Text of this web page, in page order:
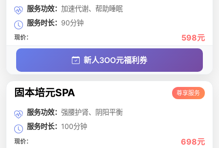
服务功效： 加速代谢、帮助睡眠
服务时长： 90分钟
现价： 598元
新人3OO元福利券
固本培元SPA 尊享服务
服务功效： 强腰护肾、阴阳平衡
服务时长： 100分钟
现价： 698元